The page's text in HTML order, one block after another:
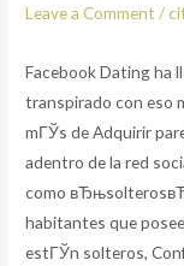
Leave a Comment /
Facebook Dating ha
transpirado con eso
mГЎs de Adquirir
adentro de la red
como
habitantes que
estГЎn solteros,